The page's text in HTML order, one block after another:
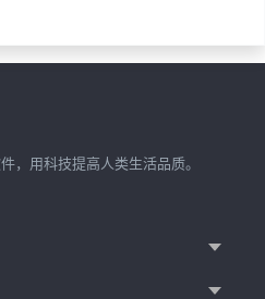
，用科技提高人类生活品质。